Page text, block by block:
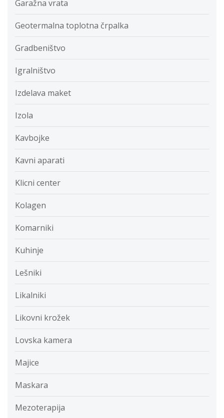
Garažna vrata
Geotermalna toplotna črpalka
Gradbeništvo
Igralništvo
Izdelava maket
Izola
Kavbojke
Kavni aparati
Klicni center
Kolagen
Komarniki
Kuhinje
Lešniki
Likalniki
Likovni krožek
Lovska kamera
Majice
Maskara
Mezoterapija